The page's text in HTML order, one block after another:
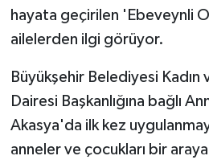
hayata geçirilen 'Ebeveynli
ailelerden ilgi görüyor.
Büyükşehir Belediyesi
Dairesi Başkanlığına bağlı
Akasya'da ilk kez
anneler ve çocukları bir